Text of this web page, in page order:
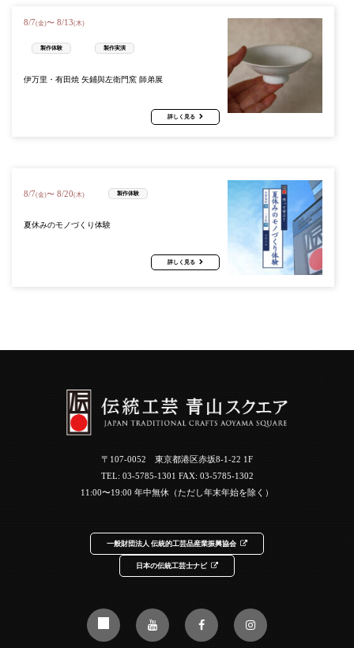
8/7(金)〜 8/13(木)
製作体験 製作実演
伊万里・有田焼 矢鋪與左衛門窯 師弟展
詳しく見る
8/7(金)〜 8/20(木) 製作体験
夏休みのモノづくり体験
詳しく見る
〒107-0052 東京都港区赤坂8-1-22 1F
TEL: 03-5785-1301 FAX: 03-5785-1302
11:00〜19:00 年中無休（ただし年末年始を除く）
一般財団法人 伝統的工芸品産業振興協会
日本の伝統工芸士ナビ